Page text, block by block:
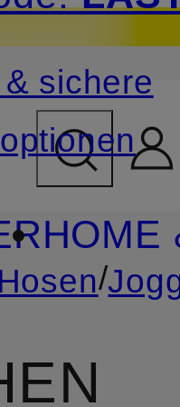
sichere
HOME
Hosen/